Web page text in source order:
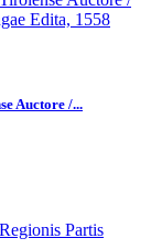
Auctore /...